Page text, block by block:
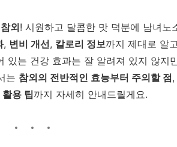
참외! 시원하고 달콤한 맛 덕분에 남녀노
, 변비 개선, 칼로리 정보까지 제대로 알
있는 건강 효과는 잘 알려져 있지 않지
는 참외의 전반적인 효능부터 주의할 점,
활용 팁까지 자세히 안내드릴게요.